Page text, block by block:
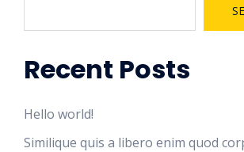
Recent Posts
Hello world!
Similique quis a libero enim quod